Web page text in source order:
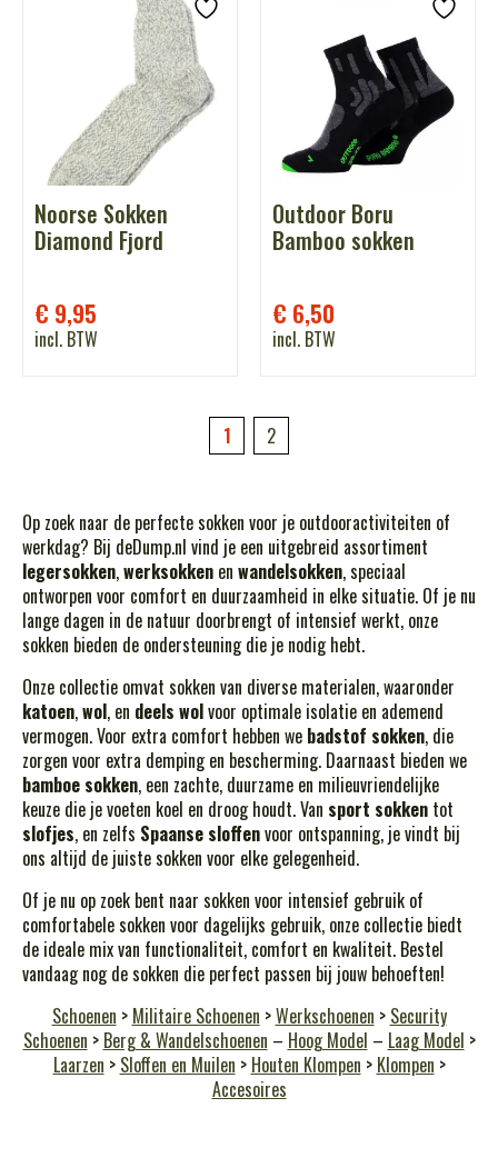
Noorse Sokken
Diamond Fjord
€ 9,95
incl. BTW
Outdoor Boru
Bamboo sokken
€ 6,50
incl. BTW
1 2
Op zoek naar de perfecte sokken voor je outdooractiviteiten of
werkdag? Bij deDump.nl vind je een uitgebreid assortiment
legersokken,werksokken en wandelsokken, speciaal
ontworpen voor comfort en duurzaamheid in elke situatie. Of je nu
lange dagen in de natuur doorbrengt of intensief werkt, onze
sokken bieden de ondersteuning die je nodig hebt.
Onze collectie omvat sokken van diverse materialen, waaronder
katoen,wol, en deels wolvoor optimale isolatie en ademend
vermogen. Voor extra comfort hebben we badstof sokken, die
zorgen voor extra demping en bescherming. Daarnaast bieden we
bamboe sokken, een zachte, duurzame en milieuvriendelijke
keuze die je voeten koel en droog houdt. Van sport sokken tot
slofjes, en zelfs Spaanse sloffenvoor ontspanning, je vindt bij
ons altijd de juiste sokken voor elke gelegenheid.
Of je nu op zoek bent naar sokken voor intensief gebruik of
comfortabele sokken voor dagelijks gebruik, onze collectie biedt
de ideale mix van functionaliteit, comfort en kwaliteit. Bestel
vandaag nog de sokken die perfect passen bij jouw behoeften!
Schoenen > Militaire Schoenen >Werkschoenen > Security
Schoenen > Berg & Wandelschoenen – Hoog Model – Laag Model >
Laarzen > Sloffen en Muilen > Houten Klompen > Klompen >
Accesoires